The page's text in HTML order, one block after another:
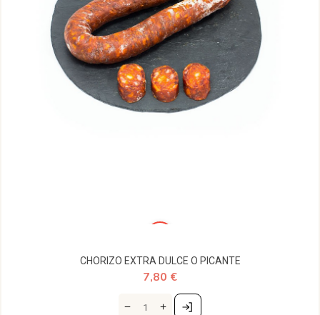
CHORIZO EXTRA DULCE O PICANTE
7,80 €